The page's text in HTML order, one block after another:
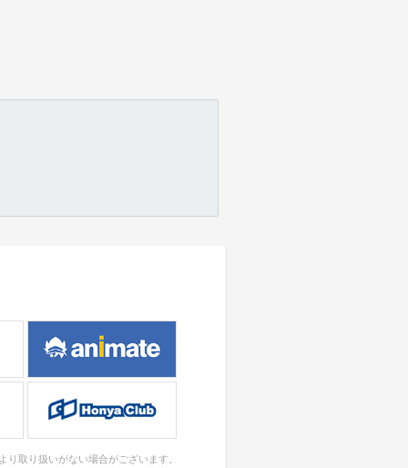
り取り扱いがない場合がございます。